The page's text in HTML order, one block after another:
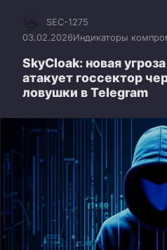
SEC-1275
03.02.2026Индикаторы
SkyCloak: новая
атакует госсектор
ловушки в Telegram